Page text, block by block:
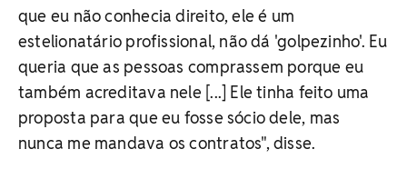
que eu não conhecia direito, ele é um
estelionatário profissional, não dá 'golpezinho'. Eu
queria que as pessoas comprassem porque eu
também acreditava nele [...] Ele tinha feito uma
proposta para que eu fosse sócio dele, mas
nunca me mandava os contratos", disse.